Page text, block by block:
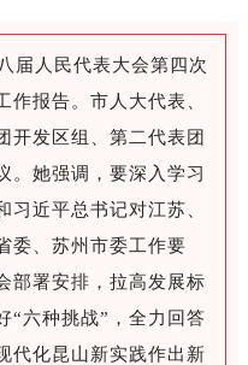
届人民代表大会第四次
作报告。市人大代表、
开发区组、第二代表团
。她强调，要深入学习
习近平总书记对江苏、
委、苏州市委工作要
部署安排，拉高发展标
“六种挑战”，全力回答
代化昆山新实践作出新